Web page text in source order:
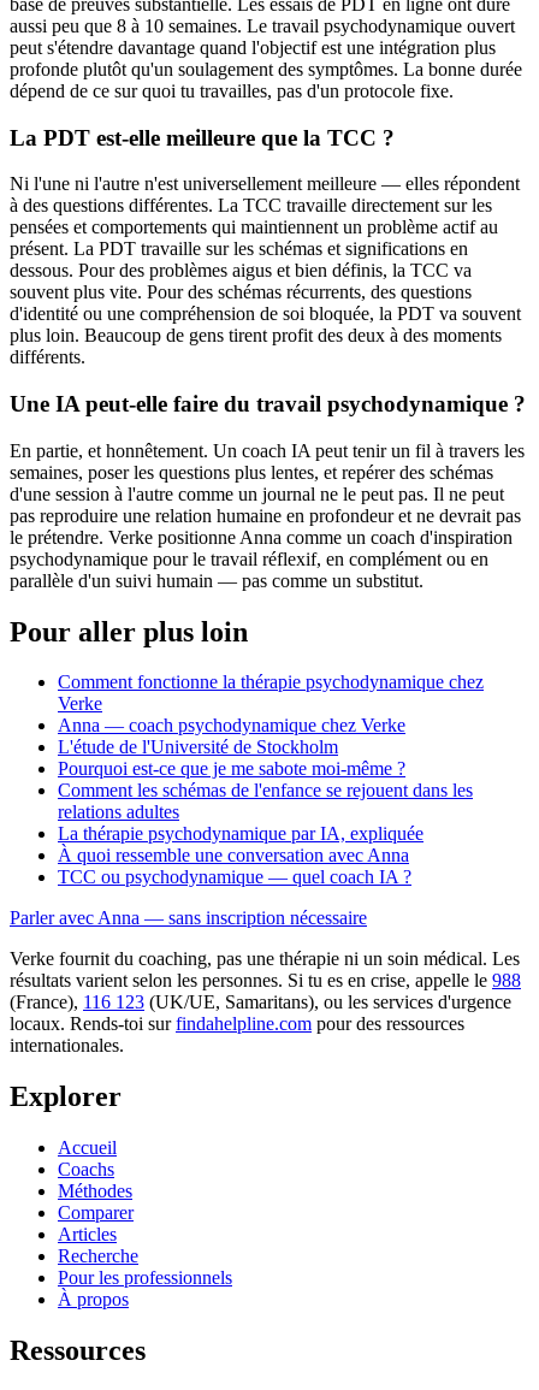
aussi peu que 8 à 10 semaines. Le travail psychodynamique ouvert
peut s'étendre davantage quand l'objectif est une intégration plus
profonde plutôt qu'un soulagement des symptômes. La bonne durée
dépend de ce sur quoi tu travailles, pas d'un protocole fixe.
La PDT est-elle meilleure que la TCC ?
Ni l'une ni l'autre n'est universellement meilleure — elles répondent
à des questions différentes. La TCC travaille directement sur les
pensées et comportements qui maintiennent un problème actif au
présent. La PDT travaille sur les schémas et significations en
dessous. Pour des problèmes aigus et bien définis, la TCC va
souvent plus vite. Pour des schémas récurrents, des questions
d'identité ou une compréhension de soi bloquée, la PDT va souvent
plus loin. Beaucoup de gens tirent profit des deux à des moments
différents.
Une IA peut-elle faire du travail psychodynamique ?
En partie, et honnêtement. Un coach IA peut tenir un fil à travers les
semaines, poser les questions plus lentes, et repérer des schémas
d'une session à l'autre comme un journal ne le peut pas. Il ne peut
pas reproduire une relation humaine en profondeur et ne devrait pas
le prétendre. Verke positionne Anna comme un coach d'inspiration
psychodynamique pour le travail réflexif, en complément ou en
parallèle d'un suivi humain — pas comme un substitut.
Pour aller plus loin
Comment fonctionne la thérapie psychodynamique chez
Verke
Anna — coach psychodynamique chez Verke
L'étude de l'Université de Stockholm
Pourquoi est-ce que je me sabote moi-même ?
Comment les schémas de l'enfance se rejouent dans les
relations adultes
La thérapie psychodynamique par IA, expliquée
À quoi ressemble une conversation avec Anna
TCC ou psychodynamique — quel coach IA ?
Parler avec Anna — sans inscription nécessaire
Verke fournit du coaching, pas une thérapie ni un soin médical. Les
résultats varient selon les personnes. Si tu es en crise, appelle le 988
(France), 116 123 (UK/UE, Samaritans), ou les services d'urgence
locaux. Rends-toi sur findahelpline.com pour des ressources
internationales.
Explorer
Accueil
Coachs
Méthodes
Comparer
Articles
Recherche
Pour les professionnels
À propos
Ressources